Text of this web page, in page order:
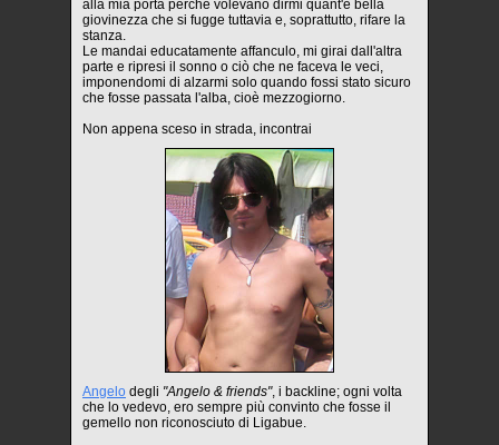
alla mia porta perché volevano dirmi quant'è bella
giovinezza che si fugge tuttavia e, soprattutto, rifare la
stanza.
Le mandai educatamente affanculo, mi girai dall'altra
parte e ripresi il sonno o ciò che ne faceva le veci,
imponendomi di alzarmi solo quando fossi stato sicuro
che fosse passata l'alba, cioè mezzogiorno.
Non appena sceso in strada, incontrai
Angelo degli "Angelo & friends", i backline; ogni volta
che lo vedevo, ero sempre più convinto che fosse il
gemello non riconosciuto di Ligabue.